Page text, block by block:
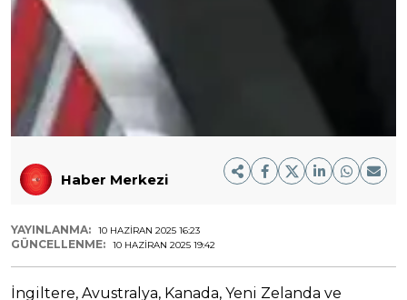
Haber Merkezi
YAYINLANMA: 10 HAZIRAN 2025 16:23
GÜNCELLENME: 10 HAZIRAN 2025 19:42
İngiltere, Avustralya, Kanada, Yeni Zelanda ve